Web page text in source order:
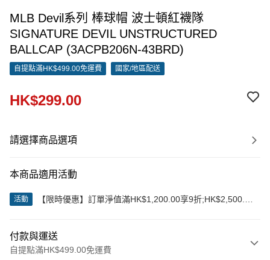
MLB Devil系列 棒球帽 波士頓紅襪隊
SIGNATURE DEVIL UNSTRUCTURED
BALLCAP (3ACPB206N-43BRD)
自提點滿HK$499.00免運費 國家/地區配送
HK$299.00
請選擇商品選項
本商品適用活動
活動
【限時優惠】訂單淨值滿HK$1,200.00享9折;HK$2,500.00
付款與運送
自提點滿HK$499.00免運費